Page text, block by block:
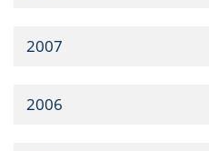
2007
2006